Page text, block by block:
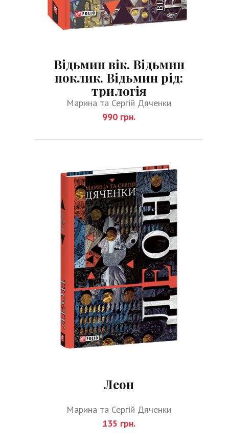
Відьмин вік. Відьмин
поклик. Відьмин рід:
трилогія
Марина та Сергій Дяченки
990 грн.
Леон
Марина та Сергій Дяченки
135 грн.